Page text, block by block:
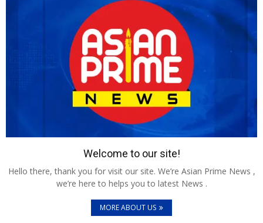
Welcome to our site!
Hello there, thank you for visit our site. We’re Asian Prime News ,
we’re here to helps you to latest News .
MORE ABOUT US